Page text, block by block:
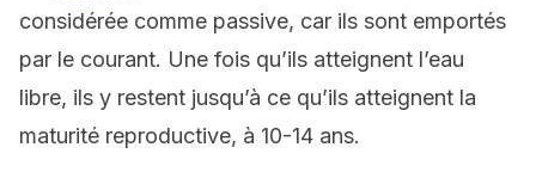
considérée comme passive, car ils sont emportés
par le courant. Une fois qu’ils atteignent l’eau
libre, ils y restent jusqu’à ce qu’ils atteignent la
maturité reproductive, à 10-14 ans.